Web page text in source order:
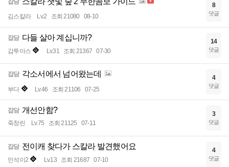
잡담
김스칼라 Lv.2 조회 21080 08-10
8
댓글
잡담 다들 살아 계십니까?
감투아스 Lv.31 조회 21367 07-30
14
댓글
잡담 각소서에서 넘어왔는데
부다 Lv.46 조회 21106 07-25
4
댓글
잡담 개선안함?
죽창린 Lv.75 조회 21125 07-11
3
댓글
잡담 전이캐 찾다가 스칼라 발견했어요
민석이2 Lv.13 조회 21687 07-10
4
댓글